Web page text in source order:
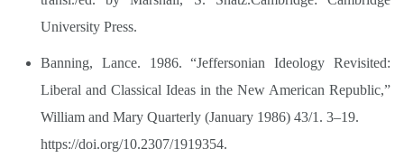
University Press.
Banning, Lance. 1986. “Jeffersonian Ideology Revisited:
Liberal and Classical Ideas in the New American Republic,”
William and Mary Quarterly (January 1986) 43/1. 3–19.
https://doi.org/10.2307/1919354.